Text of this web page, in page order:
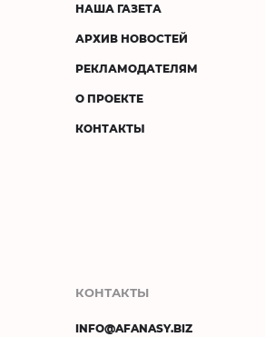
НАША ГАЗЕТА
АРХИВ НОВОСТЕЙ
РЕКЛАМОДАТЕЛЯМ
О ПРОЕКТЕ
КОНТАКТЫ
КОНТАКТЫ
INFO@AFANASY.BIZ